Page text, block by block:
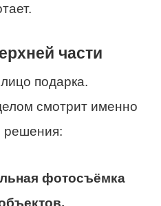
части
подарка.
смотрит именно
решения:
фотосъёмка